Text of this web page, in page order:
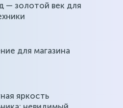
— золотой век для
для магазина
яркость